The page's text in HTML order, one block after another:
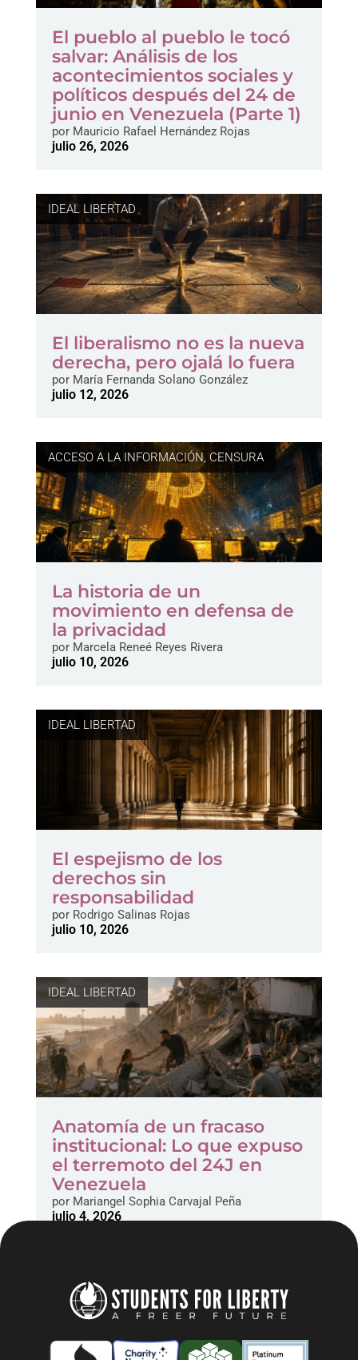
El pueblo al pueblo le tocó
salvar: Análisis de los
acontecimientos sociales y
políticos después del 24 de
junio en Venezuela (Parte 1)
porMauricio Rafael Hernández Rojas
julio 26, 2026
IDEAL LIBERTAD
El liberalismo no es la nueva
derecha, pero ojalá lo fuera
porMaría Fernanda Solano González
julio 12, 2026
ACCESO A LA INFORMACIÓN,CENSURA
La historia de un
movimiento en defensa de
la privacidad
porMarcela Reneé Reyes Rivera
julio 10, 2026
IDEAL LIBERTAD
El espejismo de los
derechos sin
responsabilidad
porRodrigo Salinas Rojas
julio 10, 2026
IDEAL LIBERTAD
Anatomía de un fracaso
institucional: Lo que expuso
el terremoto del 24J en
Venezuela
porMariangel Sophia Carvajal Peña
julio 4, 2026